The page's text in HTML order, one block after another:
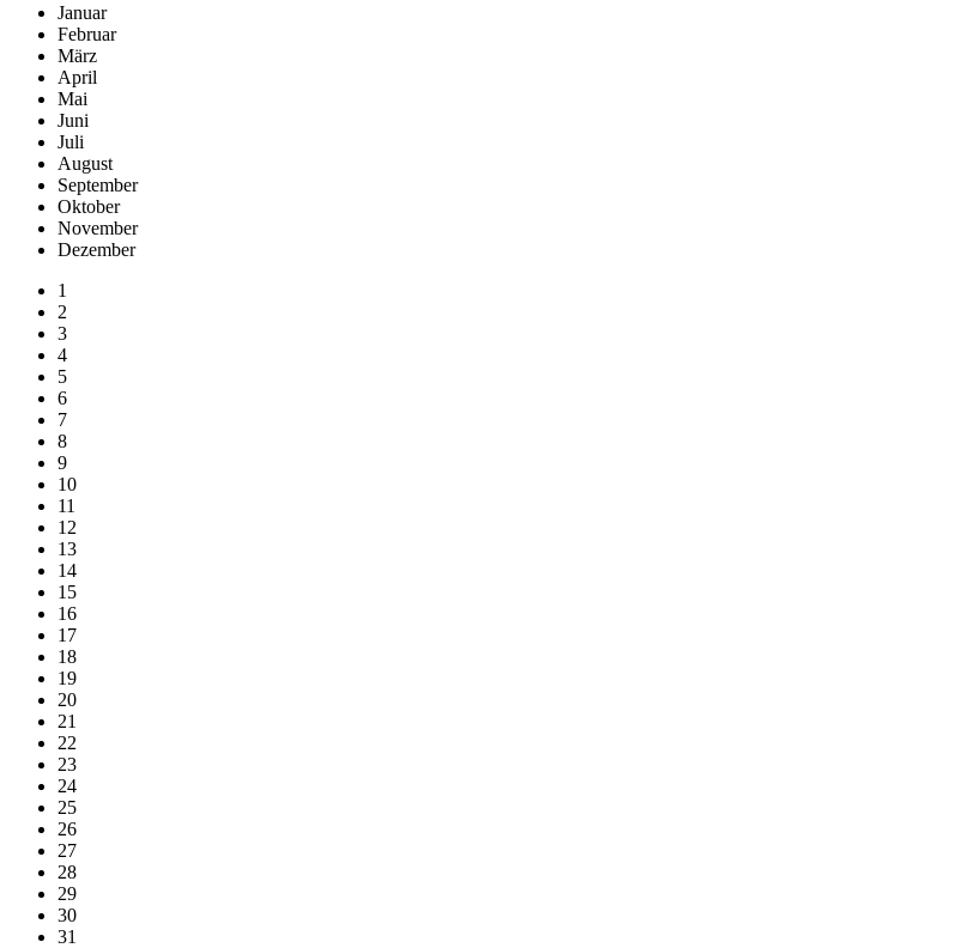
Januar
Februar
März
April
Mai
Juni
Juli
August
September
Oktober
November
Dezember
1
2
3
4
5
6
7
8
9
10
11
12
13
14
15
16
17
18
19
20
21
22
23
24
25
26
27
28
29
30
31